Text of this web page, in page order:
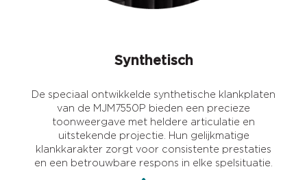
Synthetisch
De speciaal ontwikkelde synthetische klankplaten
van de MJM7550P bieden een precieze
toonweergave met heldere articulatie en
uitstekende projectie. Hun gelijkmatige
klankkarakter zorgt voor consistente prestaties
en een betrouwbare respons in elke spelsituatie.